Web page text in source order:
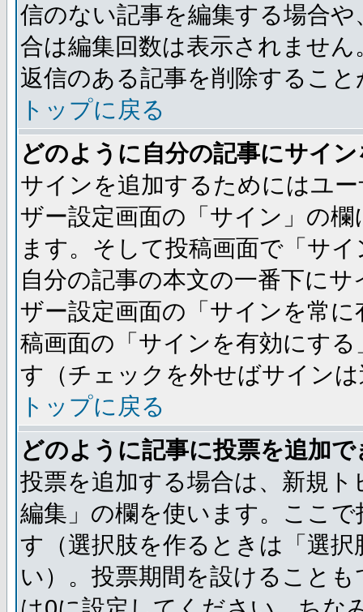
信のない記事を編集する場合
合は編集回数は表示されませ
返信のある記事を削除するこ
トップに戻る
どのように自分の記事にサイ
サインを追加するためにはユ
ザー設定画面の「サイン」の
ます。そして投稿画面で「サ
自分の記事の本文の一番下に
ザー設定画面の「サインを常
稿画面の「サインを有効にす
す（チェックを外せばサイン
トップに戻る
どのように記事に投票を追加
投票を追加する場合は、新規
編集」の欄を使います。ここ
す（選択肢を作るときは「選
い）。投票期間を設けること